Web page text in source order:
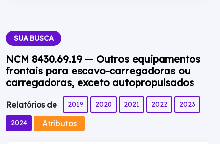
SUA BUSCA
NCM 8430.69.19 — Outros equipamentos
frontais para escavo-carregadoras ou
carregadoras, exceto autopropulsados
Relatórios de 2019 2020 2021 2022 2023
2024 Atributos